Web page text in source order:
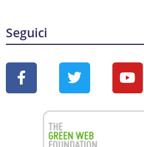
Seguici